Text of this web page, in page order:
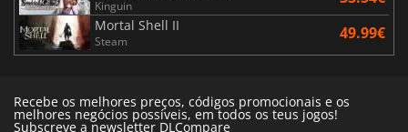
Kinguin
Mortal Shell II
Steam 49.99€
Recebe os melhores preços, códigos promocionais e os
melhores negócios possíveis, em todos os teus jogos!
Subscreve a newsletter DLCompare